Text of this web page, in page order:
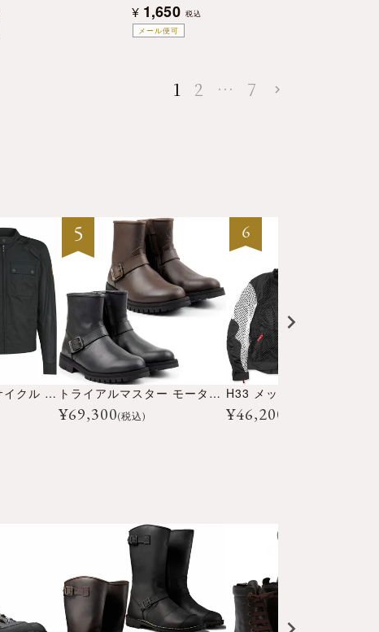
メール便可
¥ 1,650 税込
1 2 … 7
テンプル モーターサイクル ジャケット トライアルマスター モーターサイクル ブーツ
¥69,300(税込)
H33 メッシュジャケット
¥46,200